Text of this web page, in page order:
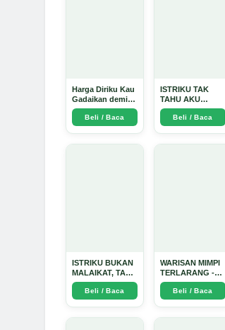
Harga Diriku Kau
Gadaikan demi
Perempuan Itu -
Arda Dinata
Beli / Baca
ISTRIKU TAK
TAHU AKU
PENGUSAHA
EMAS - Arda
Dinata
Beli / Baca
ISTRIKU BUKAN
MALAIKAT, TAPI
AKU JUGA
TIDAK SUCI -
Beli / Baca
WARISAN MIMPI
TERLARANG -
Arda Dinata
Beli / Baca